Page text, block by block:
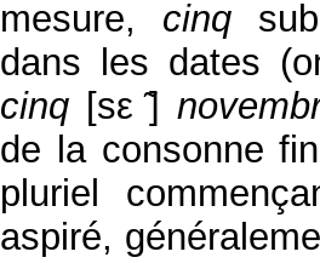
mesure, cinq
dans les dates
cinq [sε ̃]
de la consonne
pluriel
aspiré,